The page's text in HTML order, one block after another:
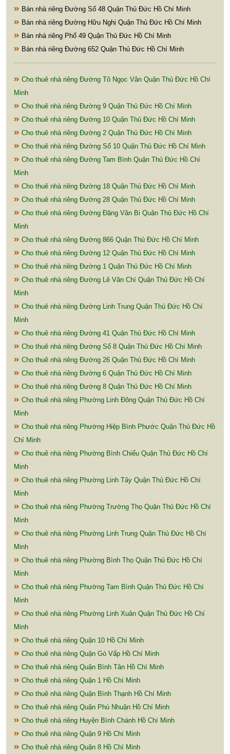
Bán nhà riêng Đường Số 48 Quận Thủ Đức Hồ Chí Minh
Bán nhà riêng Đường Hữu Nghị Quận Thủ Đức Hồ Chí Minh
Bán nhà riêng Phố 49 Quận Thủ Đức Hồ Chí Minh
Bán nhà riêng Đường 652 Quận Thủ Đức Hồ Chí Minh
Cho thuê nhà riêng Đường Tô Ngọc Vân Quận Thủ Đức Hồ Chí
Minh
Cho thuê nhà riêng Đường 9 Quận Thủ Đức Hồ Chí Minh
Cho thuê nhà riêng Đường 10 Quận Thủ Đức Hồ Chí Minh
Cho thuê nhà riêng Đường 2 Quận Thủ Đức Hồ Chí Minh
Cho thuê nhà riêng Đường Số 10 Quận Thủ Đức Hồ Chí Minh
Cho thuê nhà riêng Đường Tam Bình Quận Thủ Đức Hồ Chí
Minh
Cho thuê nhà riêng Đường 18 Quận Thủ Đức Hồ Chí Minh
Cho thuê nhà riêng Đường 28 Quận Thủ Đức Hồ Chí Minh
Cho thuê nhà riêng Đường Đặng Văn Bi Quận Thủ Đức Hồ Chí
Minh
Cho thuê nhà riêng Đường 866 Quận Thủ Đức Hồ Chí Minh
Cho thuê nhà riêng Đường 12 Quận Thủ Đức Hồ Chí Minh
Cho thuê nhà riêng Đường 1 Quận Thủ Đức Hồ Chí Minh
Cho thuê nhà riêng Đường Lê Văn Chí Quận Thủ Đức Hồ Chí
Minh
Cho thuê nhà riêng Đường Linh Trung Quận Thủ Đức Hồ Chí
Minh
Cho thuê nhà riêng Đường 41 Quận Thủ Đức Hồ Chí Minh
Cho thuê nhà riêng Đường Số 8 Quận Thủ Đức Hồ Chí Minh
Cho thuê nhà riêng Đường 26 Quận Thủ Đức Hồ Chí Minh
Cho thuê nhà riêng Đường 6 Quận Thủ Đức Hồ Chí Minh
Cho thuê nhà riêng Đường 8 Quận Thủ Đức Hồ Chí Minh
Cho thuê nhà riêng Phường Linh Đông Quận Thủ Đức Hồ Chí
Minh
Cho thuê nhà riêng Phường Hiệp Bình Phước Quận Thủ Đức Hồ
Chí Minh
Cho thuê nhà riêng Phường Bình Chiểu Quận Thủ Đức Hồ Chí
Minh
Cho thuê nhà riêng Phường Linh Tây Quận Thủ Đức Hồ Chí
Minh
Cho thuê nhà riêng Phường Trường Thọ Quận Thủ Đức Hồ Chí
Minh
Cho thuê nhà riêng Phường Linh Trung Quận Thủ Đức Hồ Chí
Minh
Cho thuê nhà riêng Phường Bình Thọ Quận Thủ Đức Hồ Chí
Minh
Cho thuê nhà riêng Phường Tam Bình Quận Thủ Đức Hồ Chí
Minh
Cho thuê nhà riêng Phường Linh Xuân Quận Thủ Đức Hồ Chí
Minh
Cho thuê nhà riêng Quận 10 Hồ Chí Minh
Cho thuê nhà riêng Quận Gò Vấp Hồ Chí Minh
Cho thuê nhà riêng Quận Bình Tân Hồ Chí Minh
Cho thuê nhà riêng Quận 1 Hồ Chí Minh
Cho thuê nhà riêng Quận Bình Thạnh Hồ Chí Minh
Cho thuê nhà riêng Quận Phú Nhuận Hồ Chí Minh
Cho thuê nhà riêng Huyện Bình Chánh Hồ Chí Minh
Cho thuê nhà riêng Quận 9 Hồ Chí Minh
Cho thuê nhà riêng Quận 8 Hồ Chí Minh